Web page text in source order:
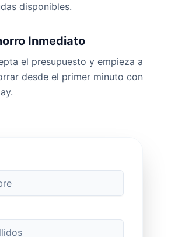
disponibles.
Inmediato
el presupuesto y empieza a
desde el primer minuto con